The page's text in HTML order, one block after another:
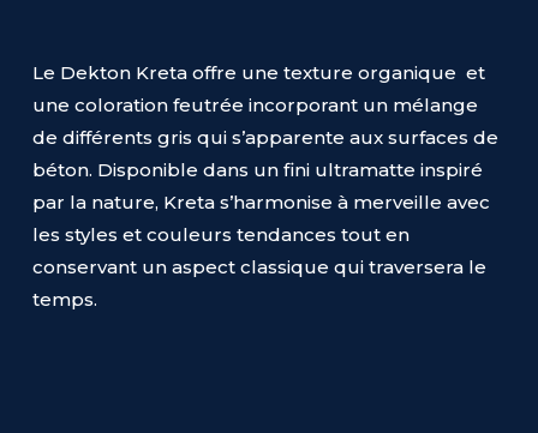
Le Dekton Kreta offre une texture organique et
une coloration feutrée incorporant un mélange
de différents gris qui s’apparente aux surfaces de
béton. Disponible dans un fini ultramatte inspiré
par la nature, Kreta s’harmonise à merveille avec
les styles et couleurs tendances tout en
conservant un aspect classique qui traversera le
temps.